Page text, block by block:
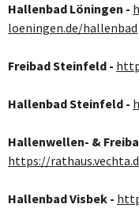
Hallenbad Löningen -
loeningen.de/hallenbad
Freibad Steinfeld -
Hallenbad Steinfeld -
Hallenwellen- &
https://
Hallenbad Visbek -